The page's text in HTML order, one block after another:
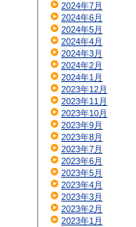
2024年7月
2024年6月
2024年5月
2024年4月
2024年3月
2024年2月
2024年1月
2023年12月
2023年11月
2023年10月
2023年9月
2023年8月
2023年7月
2023年6月
2023年5月
2023年4月
2023年3月
2023年2月
2023年1月